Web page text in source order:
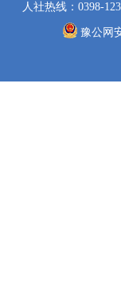
人社热线：0398-
豫公网